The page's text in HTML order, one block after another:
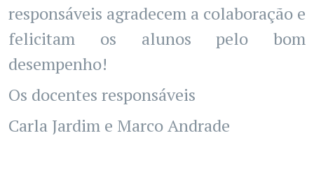
responsáveis agradecem a colaboração e
felicitam os alunos pelo bom
desempenho!
Os docentes responsáveis
Carla Jardim e Marco Andrade